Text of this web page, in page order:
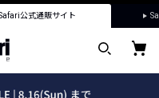
公式通販サイト